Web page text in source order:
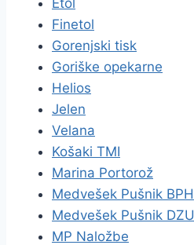
Etol
Finetol
Gorenjski tisk
Goriške opekarne
Helios
Jelen
Velana
Košaki TMI
Marina Portorož
Medvešek Pušnik BPH
Medvešek Pušnik DZU
MP Naložbe